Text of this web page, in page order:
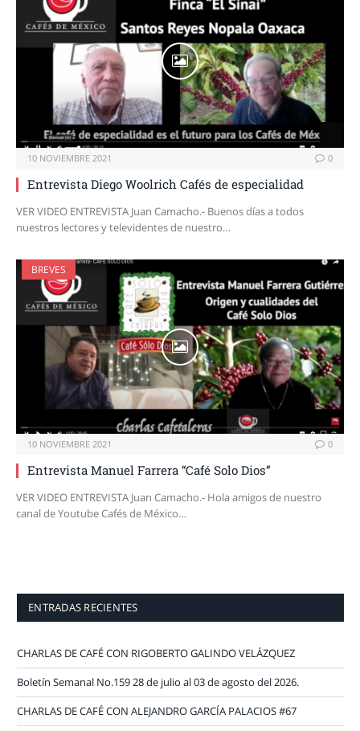
10 NOVIEMBRE 2021 0
Entrevista Diego Woolrich Cafés de especialidad
VER VIDEO ENTREVISTA Juan Camacho.- Buenos días a todos
nuestros lectores y televidentes de nuestro…
BREVES
10 NOVIEMBRE 2021 0
Entrevista Manuel Farrera “Café Solo Dios”
VER VIDEO ENTREVISTA Juan Camacho.- Hola amigos de nuestro
canal de Youtube Cafés de México…
ENTRADAS RECIENTES
CHARLAS DE CAFÉ CON RIGOBERTO GALINDO VELÁZQUEZ
Boletín Semanal No.159 28 de julio al 03 de agosto del 2026.
CHARLAS DE CAFÉ CON ALEJANDRO GARCÍA PALACIOS #67